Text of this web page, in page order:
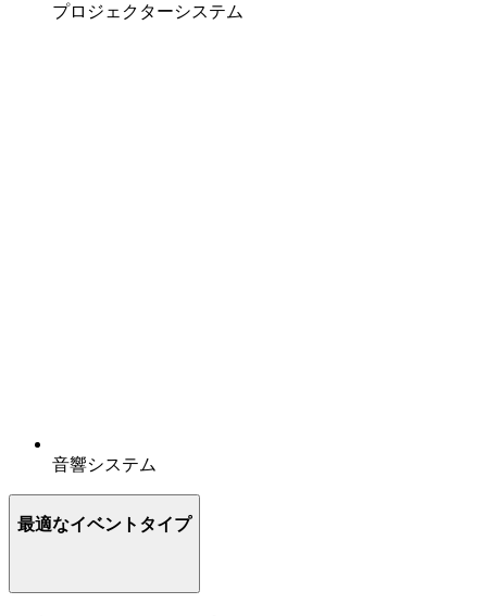
プロジェクターシステム
音響システム
最適なイベントタイプ